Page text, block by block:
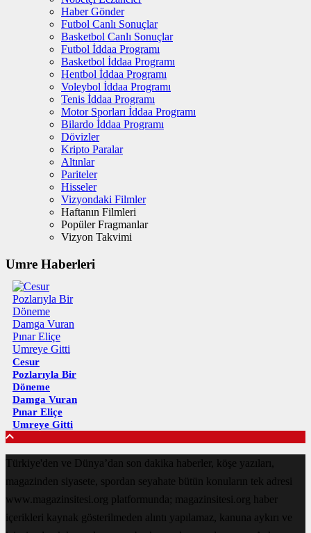
Haber Gönder
Futbol Canlı Sonuçlar
Basketbol Canlı Sonuçlar
Futbol İddaa Programı
Basketbol İddaa Programı
Hentbol İddaa Programı
Voleybol İddaa Programı
Tenis İddaa Programı
Motor Sporları İddaa Programı
Bilardo İddaa Programı
Dövizler
Kripto Paralar
Altınlar
Pariteler
Hisseler
Vizyondaki Filmler
Haftanın Filmleri
Popüler Fragmanlar
Vizyon Takvimi
Umre Haberleri
Cesur
Pozlarıyla Bir
Döneme
Damga Vuran
Pınar Eliçe
Umreye Gitti
Türkiye'den ve Dünya’dan son dakika haberler, köşe yazıları,
magazinden siyasete, spordan seyahate bütün konuların tek adresi
www.magazinsitesi.org platformunda; magazinsitesi.org haber
içerikleri kaynak gösterilmeden alıntı yapılamaz, kanuna aykırı ve